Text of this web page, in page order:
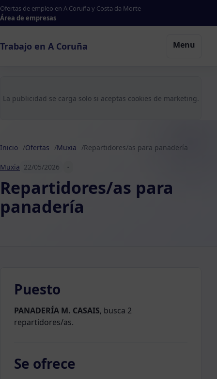
Ofertas de empleo en A Coruña y Costa da Morte
Área de empresas
Trabajo en A Coruña Menu
La publicidad se carga solo si aceptas cookies de marketing.
Inicio Ofertas Muxia Repartidores/as para panadería
Muxia 22/05/2026 -
Repartidores/as para
panadería
Puesto
PANADERÍA M. CASAIS, busca 2
repartidores/as.
Se ofrece